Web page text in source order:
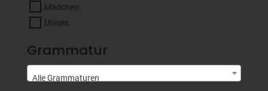
Mädchen
Unisex
Grammatur
Alle Grammaturen